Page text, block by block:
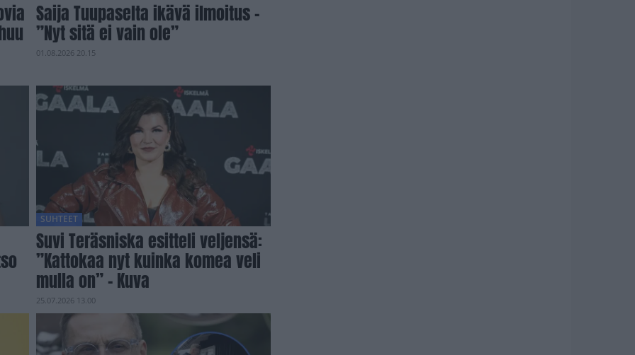
Saija Tuupaselta ikävä ilmoitus –
”Nyt sitä ei vain ole”
01.08.2026 20.15
SUHTEET
Suvi Teräsniska esitteli veljensä:
”Kattokaa nyt kuinka komea veli
mulla on” – Kuva
25.07.2026 13.00